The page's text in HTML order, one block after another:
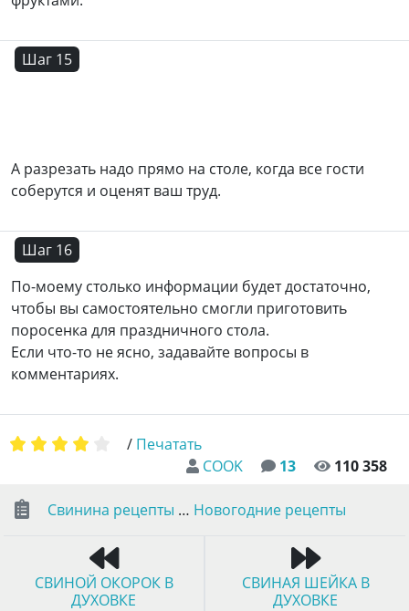
Шаг 15
А разрезать надо прямо на столе, когда все гости
соберутся и оценят ваш труд.
Шаг 16
По-моему столько информации будет достаточно,
чтобы вы самостоятельно смогли приготовить
поросенка для праздничного стола.
Если что-то не ясно, задавайте вопросы в
комментариях.
COOK 13 110 358
/ Печатать
Свинина рецепты … Новогодние рецепты
СВИНОЙ ОКОРОК В
ДУХОВКЕ
СВИНАЯ ШЕЙКА В
ДУХОВКЕ